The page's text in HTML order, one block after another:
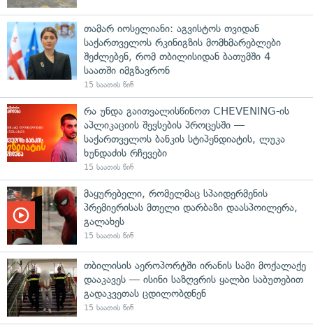
თამარ იოსელიანი: აგვისტოს თვიდან
საქართველოს რკინიგზის მომხმარებლები
შეძლებენ, რომ თბილისიდან ბათუმში 4
საათში იმგზავრონ
15 საათის წინ
რა უნდა გაითვალისწინოთ CHEVENING-ის
აპლიკაციის შევსების პროცესში —
საქართველოს ბანკის სტიპენდიატის, ლუკა
ხუნდაძის რჩევები
15 საათის წინ
მაყურებელი, რომელმაც სპაიდერმენის
პრემიერისას მთელი დარბაზი დაასპოილერა,
გალახეს
15 საათის წინ
თბილისის აეროპორტში ირანის სამი მოქალაქე
დააკავეს — ისინი საზღვრის ყალბი საბუთებით
გადაკვეთას ცდილობდნენ
15 საათის წინ